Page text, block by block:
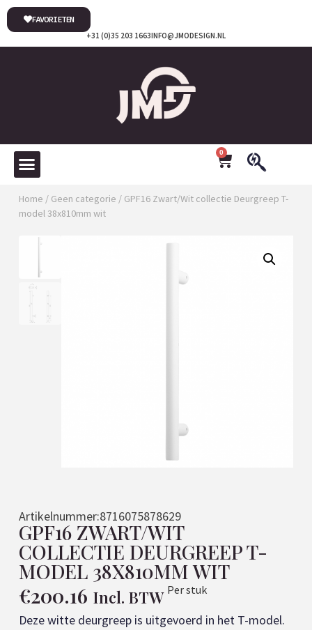
INFO@JMODESIGN.NL
+31 (0)35 203 1663
FAVORIETEN
0
Home / Geen categorie / GPF16 Zwart/Wit collectie Deurgreep T-
model 38x810mm wit
Artikelnummer:8716075878629
GPF16 ZWART/WIT
COLLECTIE DEURGREEP T-
MODEL 38X810MM WIT
€200.16 Incl. BTW Per stuk
Deze witte deurgreep is uitgevoerd in het T-model.